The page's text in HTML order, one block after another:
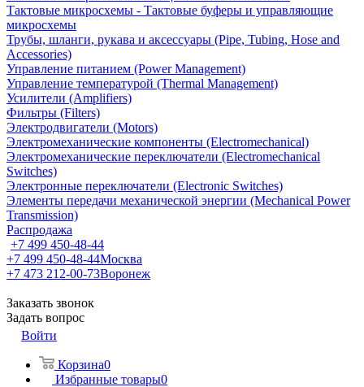
Тактовые микросхемы - Тактовые буферы и управляющие
микросхемы
Трубы, шланги, рукава и аксессуары (Pipe, Tubing, Hose and
Accessories)
Управление питанием (Power Management)
Управление температурой (Thermal Management)
Усилители (Amplifiers)
Фильтры (Filters)
Электродвигатели (Motors)
Электромеханические компоненты (Electromechanical)
Электромеханические переключатели (Electromechanical
Switches)
Электронные переключатели (Electronic Switches)
Элементы передачи механической энергии (Mechanical Power
Transmission)
Распродажа
+7 499 450-48-44
+7 499 450-48-44Москва
+7 473 212-00-73Воронеж
Заказать звонок
Задать вопрос
Войти
Корзина0
Избранные товары0